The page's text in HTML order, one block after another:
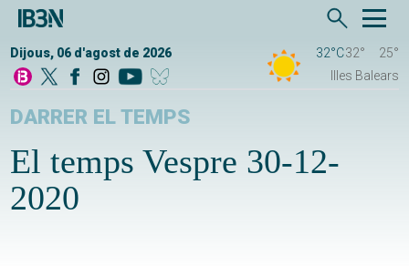
Dijous, 06 d'agost de 2026 32°C32°
25°
Illes Balears
DARRER EL TEMPS
El temps Vespre 30-12-
2020